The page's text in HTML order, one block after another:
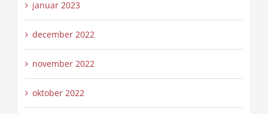
januar 2023
december 2022
november 2022
oktober 2022